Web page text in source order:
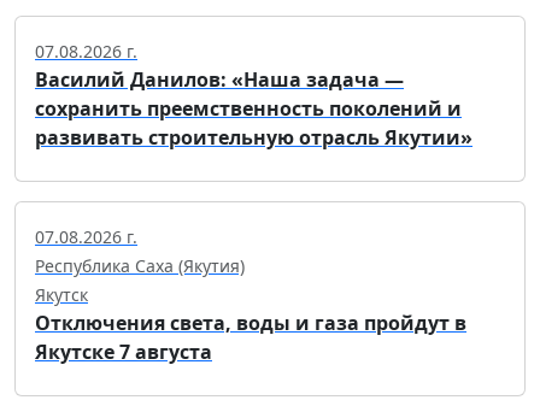
07.08.2026 г.
Василий Данилов: «Наша задача —
сохранить преемственность поколений и
развивать строительную отрасль Якутии»
07.08.2026 г.
Республика Саха (Якутия)
Якутск
Отключения света, воды и газа пройдут в
Якутске 7 августа